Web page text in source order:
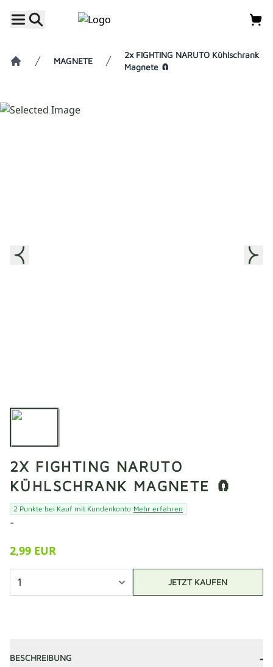
MAGNETE
2x FIGHTING NARUTO Kühlschrank
Magnete 🧲
2X FIGHTING NARUTO
KÜHLSCHRANK MAGNETE 🧲
2 Punkte bei Kauf mit Kundenkonto Mehr erfahren
-
2,99 EUR
JETZT KAUFEN
BESCHREIBUNG -